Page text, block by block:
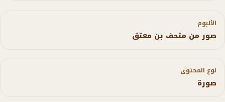
الألبوم
صور من متحف بن معتق
نوع المحتوى
صورة